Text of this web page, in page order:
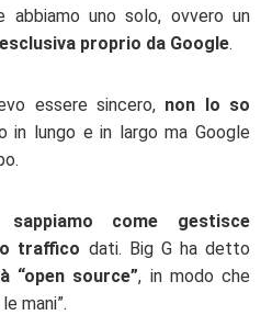
abbiamo uno solo, ovvero un
proprio da Google.
essere sincero, non lo so
in lungo e in largo ma Google
sappiamo come gestisce
traffico dati. Big G ha detto
“open source”, in modo che
mani”.